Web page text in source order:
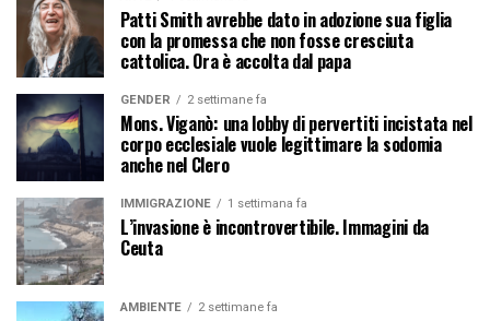
Patti Smith avrebbe dato in adozione sua figlia
con la promessa che non fosse cresciuta
cattolica. Ora è accolta dal papa
GENDER 2 settimane fa
Mons. Viganò: una lobby di pervertiti incistata nel
corpo ecclesiale vuole legittimare la sodomia
anche nel Clero
IMMIGRAZIONE 1 settimana fa
L’invasione è incontrovertibile. Immagini da
Ceuta
AMBIENTE 2 settimane fa